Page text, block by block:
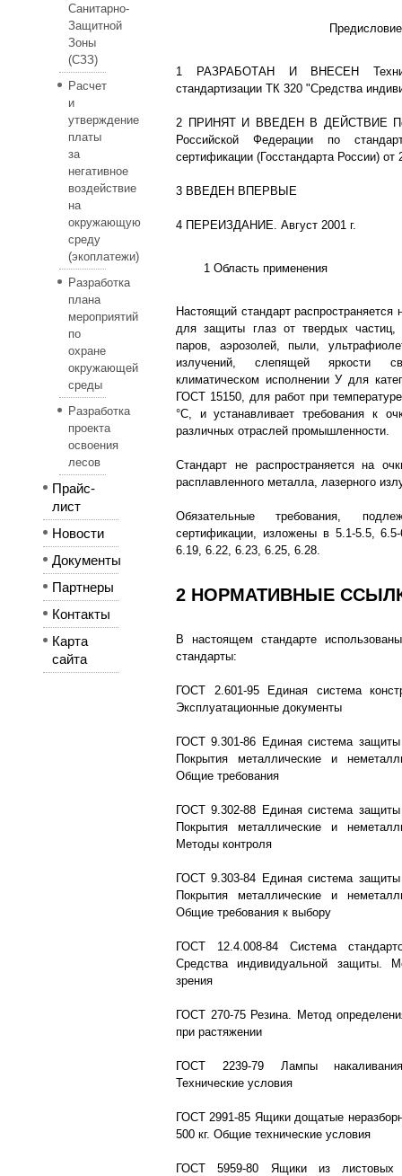
Санитарно-
Защитной
Зоны
(СЗЗ)
Расчет
и
утверждение
платы
за
негативное
воздействие
на
окружающую
среду
(экоплатежи)
Разработка
плана
мероприятий
по
охране
окружающей
среды
Разработка
проекта
освоения
лесов
Прайс-
лист
Новости
Документы
Партнеры
Контакты
Карта
сайта
Предисловие
1 РАЗРАБОТАН И ВНЕСЕН
стандартизации ТК 320 "Средства
2 ПРИНЯТ И ВВЕДЕН В ДЕЙСТВИЕ
Российской Федерации по
сертификации (Госстандарта России) от
3 ВВЕДЕН ВПЕРВЫЕ
4 ПЕРЕИЗДАНИЕ. Август 2001 г.
1 Область применения
Настоящий стандарт распространяется
для защиты глаз от твердых частиц,
паров, аэрозолей, пыли,
излучений, слепящей яркости
климатическом исполнении У для
ГОСТ 15150, для работ при
°С, и устанавливает требования к
различных отраслей промышленности.
Стандарт не распространяется на
расплавленного металла, лазерного
Обязательные требования,
сертификации, изложены в 5.1-5.5,
6.19, 6.22, 6.23, 6.25, 6.28.
2 НОРМАТИВНЫЕ
В настоящем стандарте
стандарты:
ГОСТ 2.601-95 Единая система
Эксплуатационные документы
ГОСТ 9.301-86 Единая система защиты
Покрытия металлические и
Общие требования
ГОСТ 9.302-88 Единая система защиты
Покрытия металлические и
Методы контроля
ГОСТ 9.303-84 Единая система защиты
Покрытия металлические и
Общие требования к выбору
ГОСТ 12.4.008-84 Система
Средства индивидуальной защиты.
зрения
ГОСТ 270-75 Резина. Метод
при растяжении
ГОСТ 2239-79 Лампы
Технические условия
ГОСТ 2991-85 Ящики дощатые
500 кг. Общие технические условия
ГОСТ 5959-80 Ящики из листовых